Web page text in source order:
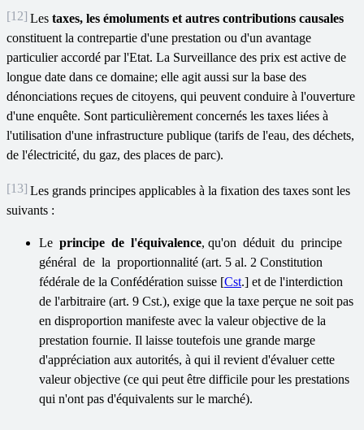
[12] Les taxes, les émoluments et autres contributions causales
constituent la contrepartie d'une prestation ou d'un avantage
particulier accordé par l'Etat. La Surveillance des prix est active de
longue date dans ce domaine; elle agit aussi sur la base des
dénonciations reçues de citoyens, qui peuvent conduire à l'ouverture
d'une enquête. Sont particulièrement concernés les taxes liées à
l'utilisation d'une infrastructure publique (tarifs de l'eau, des déchets,
de l'électricité, du gaz, des places de parc).
[13] Les grands principes applicables à la fixation des taxes sont les
suivants :
Le principe de l'équivalence, qu'on déduit du principe
général de la proportionnalité (art. 5 al. 2 Constitution
fédérale de la Confédération suisse [Cst.] et de l'interdiction
de l'arbitraire (art. 9 Cst.), exige que la taxe perçue ne soit pas
en disproportion manifeste avec la valeur objective de la
prestation fournie. Il laisse toutefois une grande marge
d'appréciation aux autorités, à qui il revient d'évaluer cette
valeur objective (ce qui peut être difficile pour les prestations
qui n'ont pas d'équivalents sur le marché).